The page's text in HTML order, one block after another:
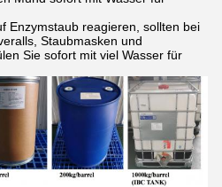
Enzymstaub reagieren, sollten bei
Staubmasken und
Sie sofort mit viel Wasser für